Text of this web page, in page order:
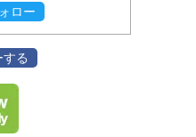
ロー
る